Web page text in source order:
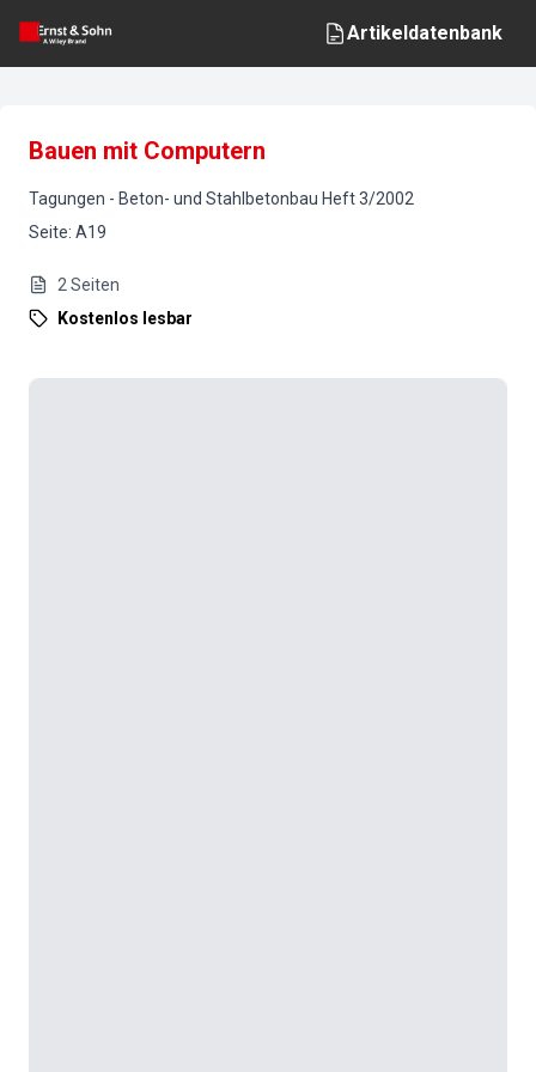
Artikeldatenbank
Bauen mit Computern
Tagungen - Beton- und Stahlbetonbau Heft3/2002
Seite: A19
2 Seiten
Kostenlos lesbar